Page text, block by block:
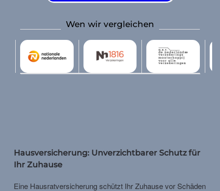
Wen wir vergleichen
Hausversicherung: Unverzichtbarer Schutz für
Ihr Zuhause
Eine Hausratversicherung schützt Ihr Zuhause vor Schäden